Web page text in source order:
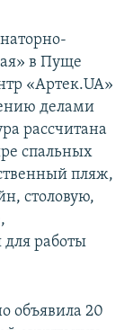
в Пуще
«Артек.UA»
делами
рассчитана
спальных
пляж,
столовую,
работы
объявила 20